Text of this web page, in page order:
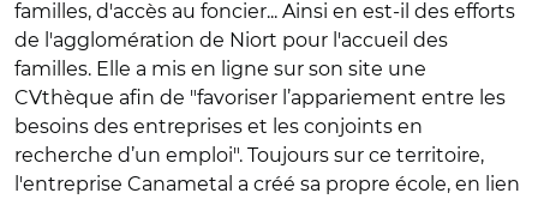
familles, d'accès au foncier... Ainsi en est-il des efforts
de l'agglomération de Niort pour l'accueil des
familles. Elle a mis en ligne sur son site une
CVthèque afin de "favoriser l’appariement entre les
besoins des entreprises et les conjoints en
recherche d’un emploi". Toujours sur ce territoire,
l'entreprise Canametal a créé sa propre école, en lien